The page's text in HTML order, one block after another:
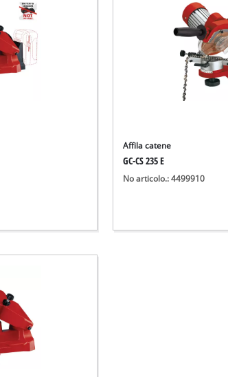
Affila catene
GC-CS 235 E
No articolo.: 4499910